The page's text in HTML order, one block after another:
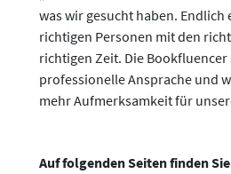
was wir gesucht haben.
richtigen Personen mit den
richtigen Zeit. Die Bookfluencer
professionelle Ansprache und
mehr Aufmerksamkeit für
Auf folgenden Seiten finden